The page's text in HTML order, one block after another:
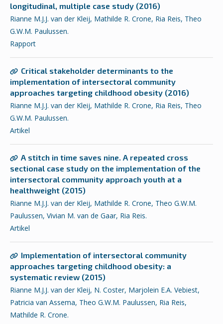
longitudinal, multiple case study (2016)
Rianne M.J.J. van der Kleij, Mathilde R. Crone, Ria Reis, Theo
G.W.M. Paulussen.
Rapport
Critical stakeholder determinants to the
implementation of intersectoral community
approaches targeting childhood obesity (2016)
Rianne M.J.J. van der Kleij, Mathilde R. Crone, Ria Reis, Theo
G.W.M. Paulussen.
Artikel
A stitch in time saves nine. A repeated cross
sectional case study on the implementation of the
intersectoral community approach youth at a
healthweight (2015)
Rianne M.J.J. van der Kleij, Mathilde R. Crone, Theo G.W.M.
Paulussen, Vivian M. van de Gaar, Ria Reis.
Artikel
Implementation of intersectoral community
approaches targeting childhood obesity: a
systematic review (2015)
Rianne M.J.J. van der Kleij, N. Coster, Marjolein E.A. Vebiest,
Patricia van Assema, Theo G.W.M. Paulussen, Ria Reis,
Mathilde R. Crone.